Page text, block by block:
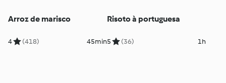
Arroz de marisco
4 (418) 45min
Risoto à portuguesa
5 (36) 1h